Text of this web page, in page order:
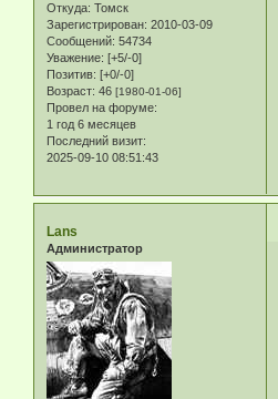
Откуда: Томск
Зарегистрирован: 2010-03-09
Сообщений: 54734
Уважение: [+5/-0]
Позитив: [+0/-0]
Возраст: 46 [1980-01-06]
Провел на форуме:
1 год 6 месяцев
Последний визит:
2025-09-10 08:51:43
Lans
Администратор